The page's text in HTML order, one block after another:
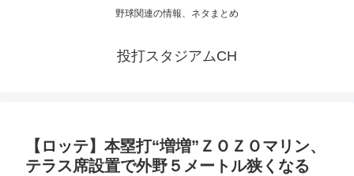
野球関連の情報、ネタまとめ
投打スタジアムCH
【ロッテ】本塁打“増増”ＺＯＺＯマリン、
テラス席設置で外野５メートル狭くなる